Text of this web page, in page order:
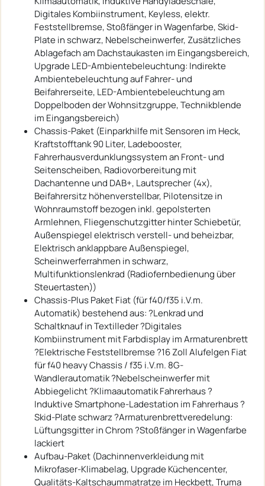
Digitales Kombiinstrument, Keyless, elektr.
Feststellbremse, Stoßfänger in Wagenfarbe, Skid-
Plate in schwarz, Nebelscheinwerfer, Zusätzliches
Ablagefach am Dachstaukasten im Eingangsbereich,
Upgrade LED-Ambientebeleuchtung: Indirekte
Ambientebeleuchtung auf Fahrer- und
Beifahrerseite, LED-Ambientebeleuchtung am
Doppelboden der Wohnsitzgruppe, Technikblende
im Eingangsbereich)
Chassis-Paket (Einparkhilfe mit Sensoren im Heck,
Kraftstofftank 90 Liter, Ladebooster,
Fahrerhausverdunklungssystem an Front- und
Seitenscheiben, Radiovorbereitung mit
Dachantenne und DAB+, Lautsprecher (4x),
Beifahrersitz höhenverstellbar, Pilotensitze in
Wohnraumstoff bezogen inkl. gepolsterten
Armlehnen, Fliegenschutzgitter hinter Schiebetür,
Außenspiegel elektrisch verstell- und beheizbar,
Elektrisch anklappbare Außenspiegel,
Scheinwerferrahmen in schwarz,
Multifunktionslenkrad (Radiofernbedienung über
Steuertasten))
Chassis-Plus Paket Fiat (für f40/f35 i.V.m.
Automatik) bestehend aus: ?Lenkrad und
Schaltknauf in Textilleder ?Digitales
Kombiinstrument mit Farbdisplay im Armaturenbrett
?Elektrische Feststellbremse ?16 Zoll Alufelgen Fiat
für f40 heavy Chassis / f35 i.V.m. 8G-
Wandlerautomatik ?Nebelscheinwerfer mit
Abbiegelicht ?Klimaautomatik Fahrerhaus ?
Induktive Smartphone-Ladestation im Fahrerhaus ?
Skid-Plate schwarz ?Armaturenbrettveredelung:
Lüftungsgitter in Chrom ?Stoßfänger in Wagenfarbe
lackiert
Aufbau-Paket (Dachinnenverkleidung mit
Mikrofaser-Klimabelag, Upgrade Küchencenter,
Qualitäts-Kaltschaummatratze im Heckbett, Truma